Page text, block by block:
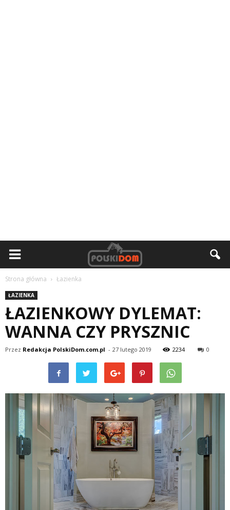
Strona główna Łazienka
ŁAZIENKA
ŁAZIENKOWY DYLEMAT:
WANNA CZY PRYSZNIC
Przez Redakcja PolskiDom.com.pl - 27 lutego 2019 2234 0